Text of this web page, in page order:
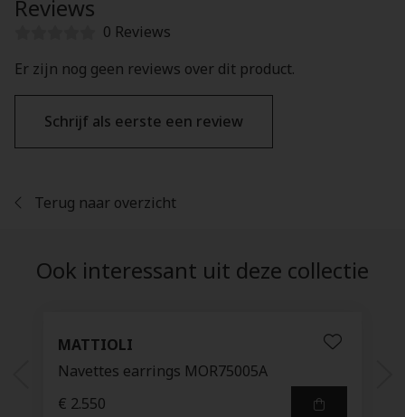
Reviews
0 Reviews
Er zijn nog geen reviews over dit product.
Schrijf als eerste een review
Terug naar overzicht
Ook interessant uit deze collectie
MATTIOLI
Navettes earrings MOR75005A
€ 2.550